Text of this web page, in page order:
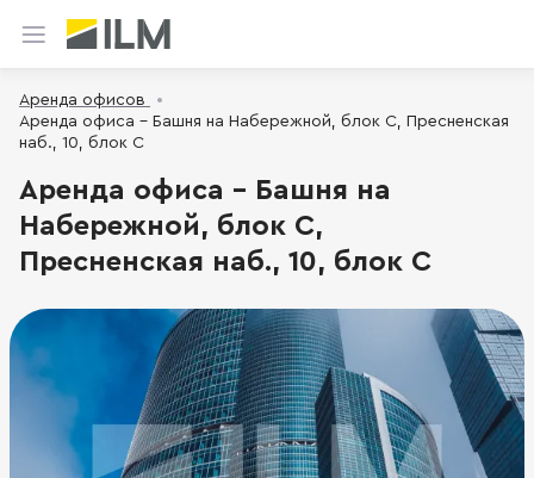
Аренда офисов
Аренда офиса - Башня на Набережной, блок С, Пресненская
наб., 10, блок С
Аренда офиса - Башня на
Набережной, блок С,
Пресненская наб., 10, блок С